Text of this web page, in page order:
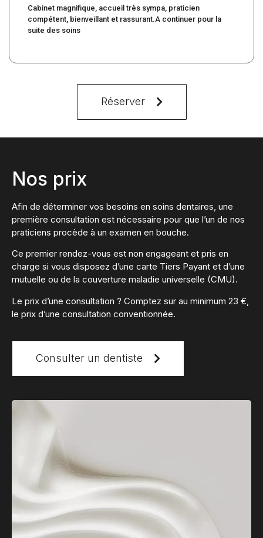
Cabinet magnifique, accueil très sympa, praticien
compétent, bienveillant et rassurant.A continuer pour la
suite des soins
Réserver
Nos prix
Afin de déterminer vos besoins en soins dentaires, une
première consultation est nécessaire pour que l’un de nos
praticiens procède à un examen en bouche.
Ce premier rendez-vous est non engageant et pris en
charge si vous disposez d’une carte Tiers Payant et d’une
mutuelle ou de la couverture maladie universelle (CMU).
Le prix d’une consultation ? Comptez sur au minimum 23 €,
le prix d’une consultation conventionnée.
Consulter un dentiste